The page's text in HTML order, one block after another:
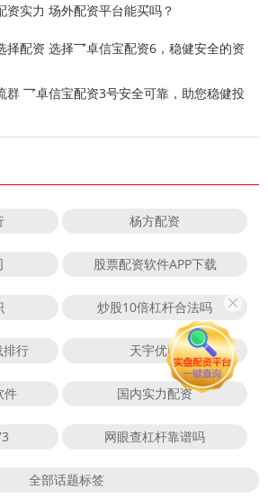
资实力 场外配资平台能买吗？
择配资 选择乛卓信宝配资6，稳健安全的资
群 乛卓信宝配资3号安全可靠，助您稳健投
杨方配资
股票配资软件APP下载
炒股10倍杠杆合法吗
行 天宇优配
件 国内实力配资
网眼查杠杆靠谱吗
全部话题标签